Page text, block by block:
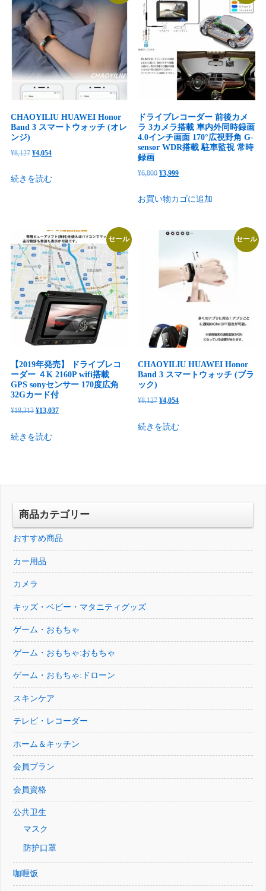
CHAOYILIU HUAWEI Honor
Band 3 スマートウォッチ (オレ
ンジ)
¥8,127 元
価
で
し
た。
¥4,054現
の
¥4,054
で
す。
続きを読む
ドライブレコーダー 前後カメ
ラ 3カメラ搭載 車内外同時録画
4.0インチ画面 170°広視野角 G-
sensor WDR搭載 駐車監視 常時
録画
¥6,800 元
価
は
し
た。
¥3,999現
の
格
¥3,999
で
す。
お買い物カゴに追加
セール
【2019年発売】 ドライブレコ
ーダー ４K 2160P wifi搭載
GPS sonyセンサー 170度広角
32Gカード付
¥18,313 元
価
し
¥13,037現
で
続きを読む
セール
CHAOYILIU HUAWEI Honor
Band 3 スマートウォッチ (ブラ
ック)
¥8,127 元
価
¥4,054現
続きを読む
商品カテゴリー
おすすめ商品
カー用品
カメラ
キッズ・ベビー・マタニティグッズ
ゲーム・おもちゃ
ゲーム・おもちゃ:おもちゃ
ゲーム・おもちゃ:ドローン
スキンケア
テレビ・レコーダー
ホーム＆キッチン
会員プラン
会員資格
公共卫生
マスク
防护口罩
咖喱饭